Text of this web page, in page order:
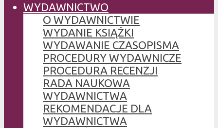
WYDAWNICTWO
O WYDAWNICTWIE
WYDANIE KSIĄŻKI
WYDAWANIE CZASOPISMA
PROCEDURY WYDAWNICZE
PROCEDURA RECENZJI
RADA NAUKOWA
WYDAWNICTWA
REKOMENDACJE DLA
WYDAWNICTWA